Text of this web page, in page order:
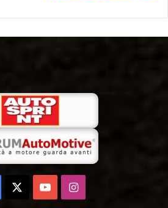
Facebook
You Instagram